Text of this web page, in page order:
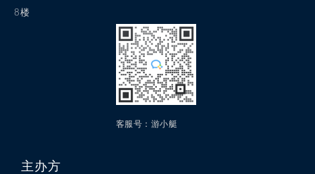
8楼
客服号：游小艇
主办方